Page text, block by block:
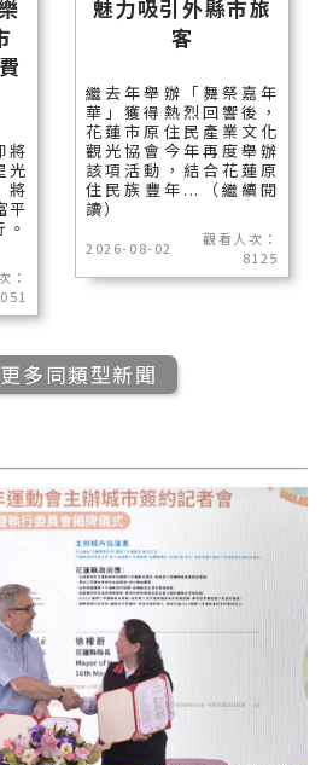
將
光
將
平
：
魅力吸引外縣市旅
客
繼去年舉辦「舞祭嘉年
華」獲得熱烈回響後，
花蓮市原住民產業文化
觀光協會今年再度舉辦
該項活動，結合花蓮原
住民族豐年...（繼續閱
讀）
2026-08-02
觀看人次：
8125
多同類型新聞